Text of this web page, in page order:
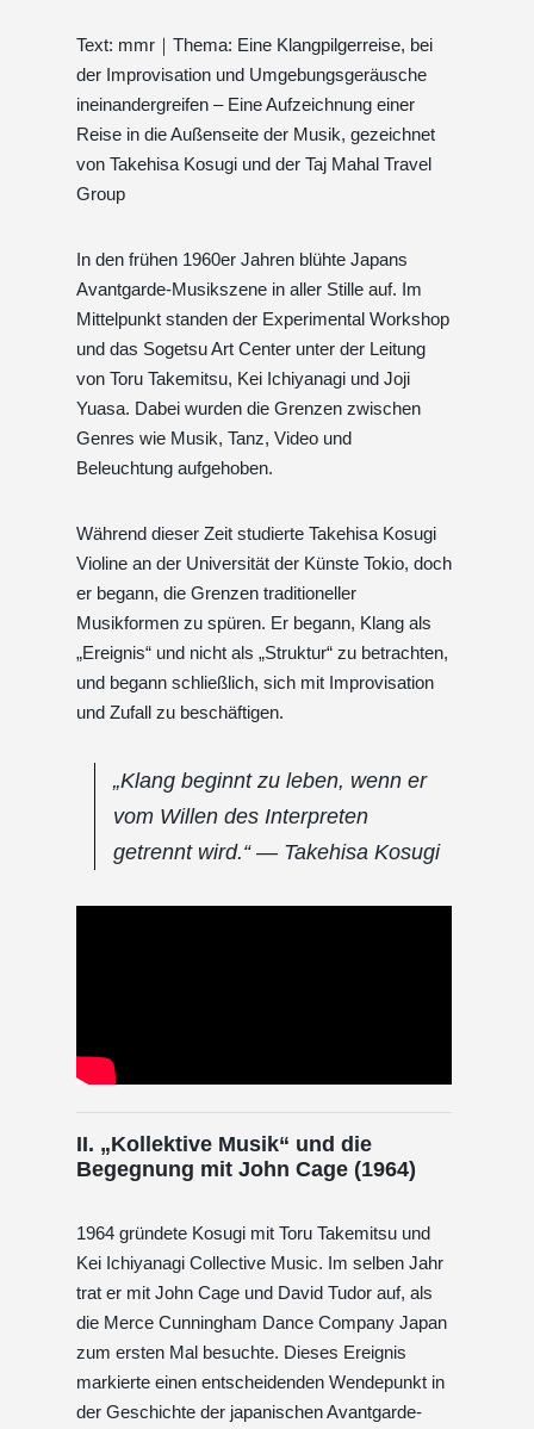
Text: mmr｜Thema: Eine Klangpilgerreise, bei
der Improvisation und Umgebungsgeräusche
ineinandergreifen – Eine Aufzeichnung einer
Reise in die Außenseite der Musik, gezeichnet
von Takehisa Kosugi und der Taj Mahal Travel
Group
In den frühen 1960er Jahren blühte Japans
Avantgarde-Musikszene in aller Stille auf. Im
Mittelpunkt standen der Experimental Workshop
und das Sogetsu Art Center unter der Leitung
von Toru Takemitsu, Kei Ichiyanagi und Joji
Yuasa. Dabei wurden die Grenzen zwischen
Genres wie Musik, Tanz, Video und
Beleuchtung aufgehoben.
Während dieser Zeit studierte Takehisa Kosugi
Violine an der Universität der Künste Tokio, doch
er begann, die Grenzen traditioneller
Musikformen zu spüren. Er begann, Klang als
„Ereignis“ und nicht als „Struktur“ zu betrachten,
und begann schließlich, sich mit Improvisation
und Zufall zu beschäftigen.
„Klang beginnt zu leben, wenn er
vom Willen des Interpreten
getrennt wird.“ — Takehisa Kosugi
II. „Kollektive Musik“ und die
Begegnung mit John Cage (1964)
1964 gründete Kosugi mit Toru Takemitsu und
Kei Ichiyanagi Collective Music. Im selben Jahr
trat er mit John Cage und David Tudor auf, als
die Merce Cunningham Dance Company Japan
zum ersten Mal besuchte. Dieses Ereignis
markierte einen entscheidenden Wendepunkt in
der Geschichte der japanischen Avantgarde-